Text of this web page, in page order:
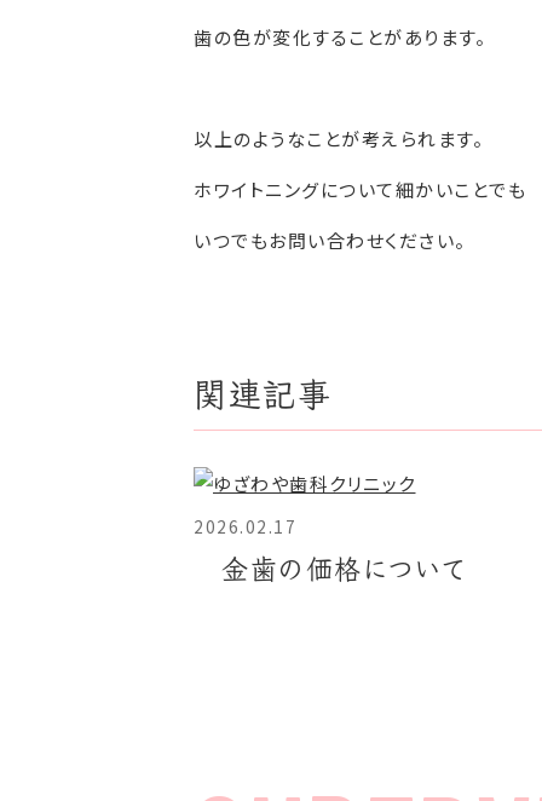
歯の色が変化することがあります。
以上のようなことが考えられます。
ホワイトニングについて細かいことでも
いつでもお問い合わせください。
関連記事
2026.02.17
金歯の価格について